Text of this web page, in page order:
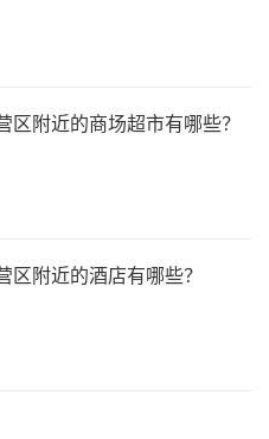
区附近的商场超市有哪些？
区附近的酒店有哪些？